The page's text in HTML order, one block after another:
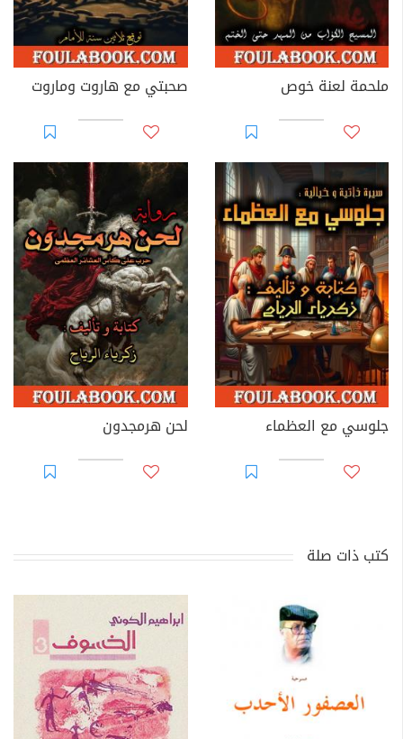
ملحمة لعنة خوص صحبتي مع هاروت وماروت
جلوسي مع العظماء لحن هرمجدون
كتب ذات صلة